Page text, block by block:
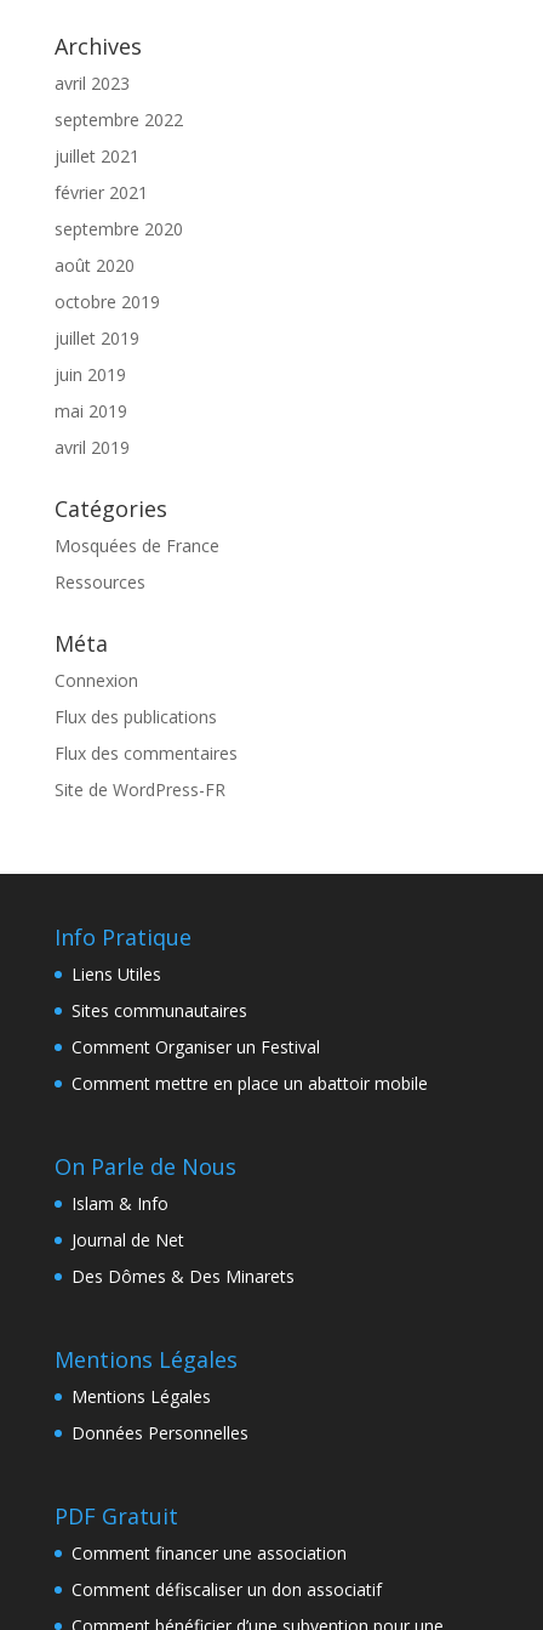
Archives
avril 2023
septembre 2022
juillet 2021
février 2021
septembre 2020
août 2020
octobre 2019
juillet 2019
juin 2019
mai 2019
avril 2019
Catégories
Mosquées de France
Ressources
Méta
Connexion
Flux des publications
Flux des commentaires
Site de WordPress-FR
Info Pratique
Liens Utiles
Sites communautaires
Comment Organiser un Festival
Comment mettre en place un abattoir mobile
On Parle de Nous
Islam & Info
Journal de Net
Des Dômes & Des Minarets
Mentions Légales
Mentions Légales
Données Personnelles
PDF Gratuit
Comment financer une association
Comment défiscaliser un don associatif